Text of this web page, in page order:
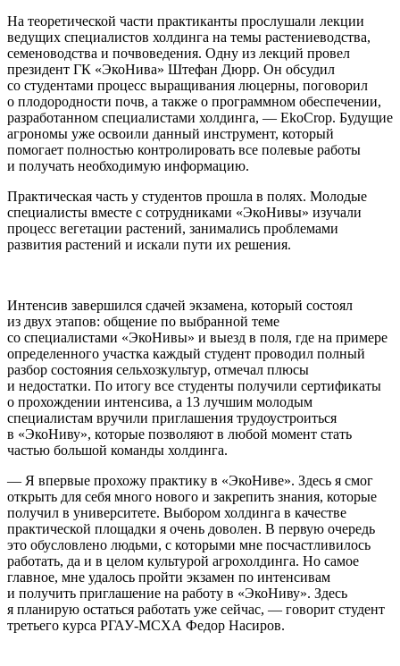
На теоретической части практиканты прослушали лекции
ведущих специалистов холдинга на темы растениеводства,
семеноводства и почвоведения. Одну из лекций провел
президент ГК «ЭкоНива» Штефан Дюрр. Он обсудил
со студентами процесс выращивания люцерны, поговорил
о плодородности почв, а также о программном обеспечении,
разработанном специалистами холдинга, — EkoCrop. Будущие
агрономы уже освоили данный инструмент, который
помогает полностью контролировать все полевые работы
и получать необходимую информацию.
Практическая часть у студентов прошла в полях. Молодые
специалисты вместе с сотрудниками «ЭкоНивы» изучали
процесс вегетации растений, занимались проблемами
развития растений и искали пути их решения.
Интенсив завершился сдачей экзамена, который состоял
из двух этапов: общение по выбранной теме
со специалистами «ЭкоНивы» и выезд в поля, где на примере
определенного участка каждый студент проводил полный
разбор состояния сельхозкультур, отмечал плюсы
и недостатки. По итогу все студенты получили сертификаты
о прохождении интенсива, а 13 лучшим молодым
специалистам вручили приглашения трудоустроиться
в «ЭкоНиву», которые позволяют в любой момент стать
частью большой команды холдинга.
— Я впервые прохожу практику в «ЭкоНиве». Здесь я смог
открыть для себя много нового и закрепить знания, которые
получил в университете. Выбором холдинга в качестве
практической площадки я очень доволен. В первую очередь
это обусловлено людьми, с которыми мне посчастливилось
работать, да и в целом культурой агрохолдинга. Но самое
главное, мне удалось пройти экзамен по интенсивам
и получить приглашение на работу в «ЭкоНиву». Здесь
я планирую остаться работать уже сейчас, — говорит студент
третьего курса РГАУ-МСХА Федор Насиров.